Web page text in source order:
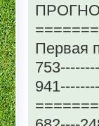
Первая